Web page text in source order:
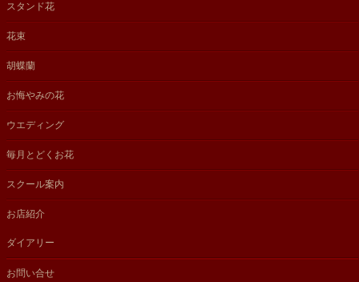
スタンド花
花束
胡蝶蘭
お悔やみの花
ウエディング
毎月とどくお花
スクール案内
お店紹介
ダイアリー
お問い合せ